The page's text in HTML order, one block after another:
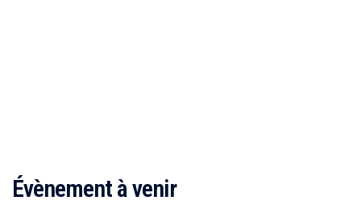
Évènement à venir